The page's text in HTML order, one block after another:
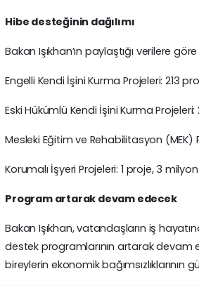
Hibe desteğinin dağılımı
Bakan Işıkhan’ın paylaştığı verilere
Engelli Kendi İşini Kurma Projeleri: 213
Eski Hükümlü Kendi İşini Kurma
Mesleki Eğitim ve Rehabilitasyon (MEK)
Korumalı İşyeri Projeleri: 1 proje, 3
Program artarak devam edecek
Bakan Işıkhan, vatandaşların iş
destek programlarının artarak devam
bireylerin ekonomik bağımsızlıklarının